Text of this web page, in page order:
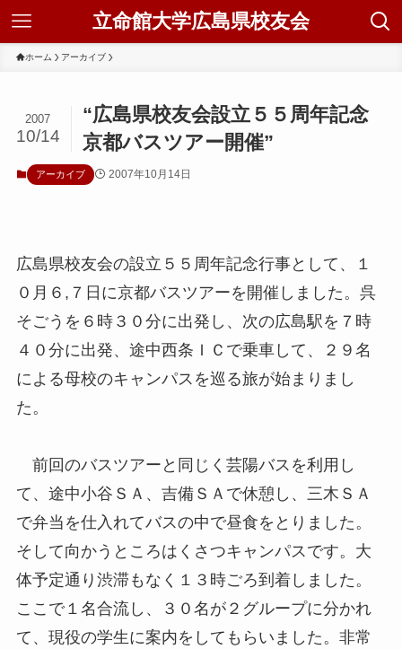
立命館大学広島県校友会
ホーム アーカイブ
“広島県校友会設立５５周年記念
京都バスツアー開催”
2007
10/14
アーカイブ 2007年10月14日
広島県校友会の設立５５周年記念行事として、１
０月６,７日に京都バスツアーを開催しました。呉
そごうを６時３０分に出発し、次の広島駅を７時
４０分に出発、途中西条ＩＣで乗車して、２９名
による母校のキャンパスを巡る旅が始まりまし
た。
前回のバスツアーと同じく芸陽バスを利用し
て、途中小谷ＳＡ、吉備ＳＡで休憩し、三木ＳＡ
で弁当を仕入れてバスの中で昼食をとりました。
そして向かうところはくさつキャンパスです。大
体予定通り渋滞もなく１３時ごろ到着しました。
ここで１名合流し、３０名が２グループに分かれ
て、現役の学生に案内をしてもらいました。非常